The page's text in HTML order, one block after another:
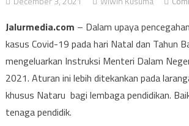
Jalurmedia.com – Dalam upaya
kasus Covid-19 pada hari Natal dan Tahun
mengeluarkan Instruksi Menteri Dalam
2021. Aturan ini lebih ditekankan pada
khusus Nataru bagi lembaga pendidikan.
tenaga pendidik.